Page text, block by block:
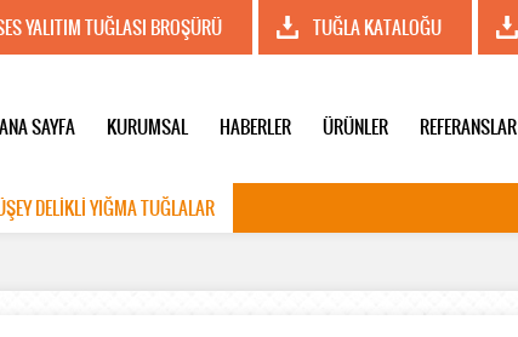
YALITIM TUĞLASI BROŞÜRÜ TUĞLA KATALOĞU
ANA SAYFA KURUMSAL HABERLER ÜRÜNLER REFERANSLAR
DELİKLİ YIĞMA TUĞLALAR